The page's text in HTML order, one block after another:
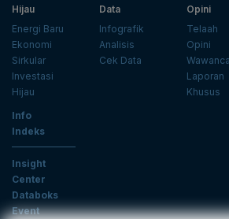
Hijau
Energi Baru
Ekonomi
Sirkular
Investasi
Hijau
Data
Infografik
Analisis
Cek Data
Opini
Telaah
Opini
Laporan
Khusus
Info
Indeks
Insight
Center
Databoks
Event